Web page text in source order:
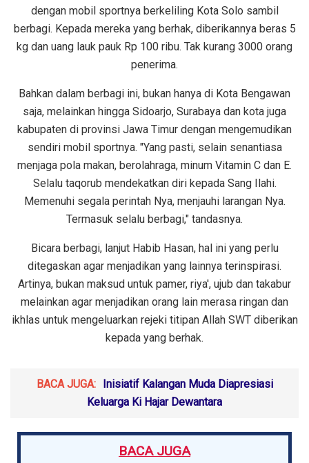
dengan mobil sportnya berkeliling Kota Solo sambil
berbagi. Kepada mereka yang berhak, diberikannya beras 5
kg dan uang lauk pauk Rp 100 ribu. Tak kurang 3000 orang
penerima.
Bahkan dalam berbagi ini, bukan hanya di Kota Bengawan
saja, melainkan hingga Sidoarjo, Surabaya dan kota juga
kabupaten di provinsi Jawa Timur dengan mengemudikan
sendiri mobil sportnya. "Yang pasti, selain senantiasa
menjaga pola makan, berolahraga, minum Vitamin C dan E.
Selalu taqorub mendekatkan diri kepada Sang Ilahi.
Memenuhi segala perintah Nya, menjauhi larangan Nya.
Termasuk selalu berbagi," tandasnya.
Bicara berbagi, lanjut Habib Hasan, hal ini yang perlu
ditegaskan agar menjadikan yang lainnya terinspirasi.
Artinya, bukan maksud untuk pamer, riya', ujub dan takabur
melainkan agar menjadikan orang lain merasa ringan dan
ikhlas untuk mengeluarkan rejeki titipan Allah SWT diberikan
kepada yang berhak.
BACA JUGA:
Inisiatif Kalangan Muda Diapresiasi
Keluarga Ki Hajar Dewantara
BACA JUGA